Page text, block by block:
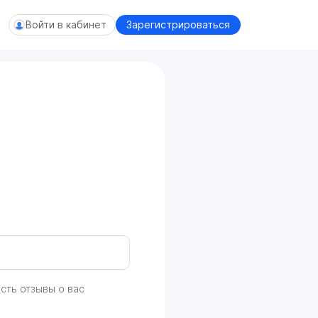
Войти в кабинет Зарегистрироваться
отзывы о вас
ИИ-поддержка Travelion